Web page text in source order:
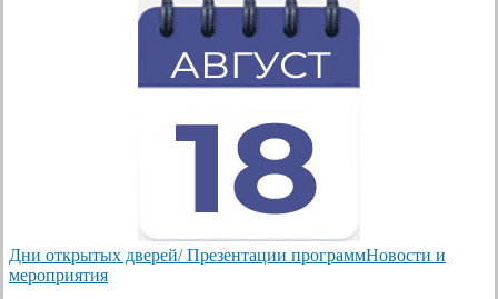
Дни открытых дверей/ Презентации программНовости и
мероприятия